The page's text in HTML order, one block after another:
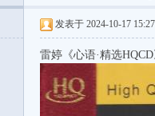
发表于 2024-10-17
雷婷《心语·精选